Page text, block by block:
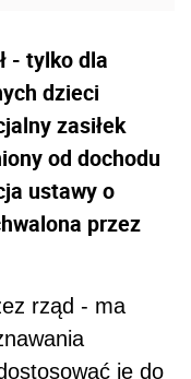
- tylko dla
dzieci
zasiłek
od dochodu
ustawy o
przez
rząd - ma
je do